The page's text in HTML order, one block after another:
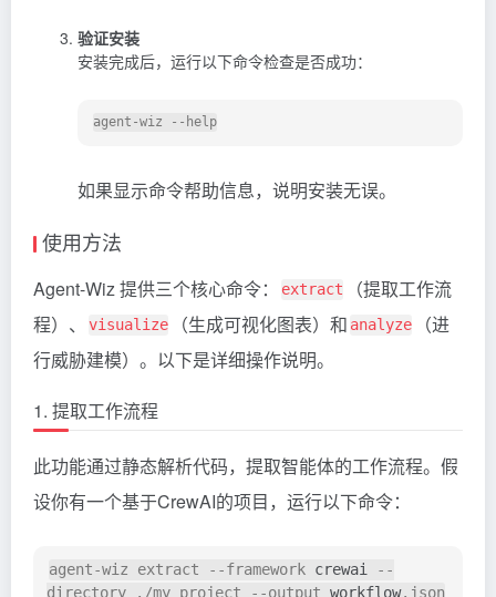
验证安装
安装完成后，运行以下命令检查是否成功：
如果显示命令帮助信息，说明安装无误。
使用方法
Agent-Wiz 提供三个核心命令： extract
（提取工作流
程）、
visualize （生成可视化图表）和 analyze
（进
行威胁建模）。以下是详细操作说明。
1. 提取工作流程
此功能通过静态解析代码，提取智能体的工作流程。假
设你有一个基于CrewAI的项目，运行以下命令：
agent-wiz extract --framework crewai --
directory ./my_project --output workflow